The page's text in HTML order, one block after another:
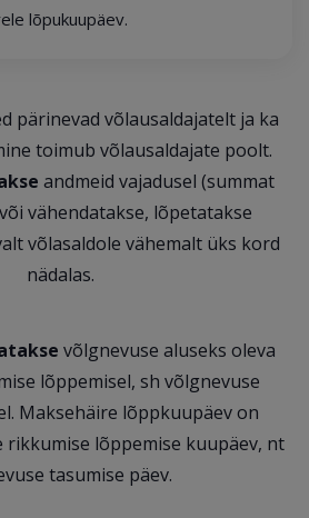
lõpukuupäev.
pärinevad võlausaldajatelt ja ka
toimub võlausaldajate poolt.
andmeid vajadusel (summat
vähendatakse, lõpetatakse
võlasaldole vähemalt üks kord
nädalas.
võlgnevuse aluseks oleva
lõppemisel, sh võlgnevuse
Maksehäire lõppkuupäev on
rikkumise lõppemise kuupäev, nt
tasumise päev.